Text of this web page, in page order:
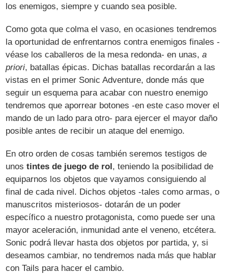
los enemigos, siempre y cuando sea posible.
Como gota que colma el vaso, en ocasiones tendremos
la oportunidad de enfrentarnos contra enemigos finales -
véase los caballeros de la mesa redonda- en unas,a
priori, batallas épicas. Dichas batallas recordarán a las
vistas en el primer Sonic Adventure, donde más que
seguir un esquema para acabar con nuestro enemigo
tendremos que aporrear botones -en este caso mover el
mando de un lado para otro- para ejercer el mayor daño
posible antes de recibir un ataque del enemigo.
En otro orden de cosas también seremos testigos de
unostintes de juego de rol, teniendo la posibilidad de
equiparnos los objetos que vayamos consiguiendo al
final de cada nivel. Dichos objetos -tales como armas, o
manuscritos misteriosos- dotarán de un poder
específico a nuestro protagonista, como puede ser una
mayor aceleración, inmunidad ante el veneno, etcétera.
Sonic podrá llevar hasta dos objetos por partida, y, si
deseamos cambiar, no tendremos nada más que hablar
con Tails para hacer el cambio.